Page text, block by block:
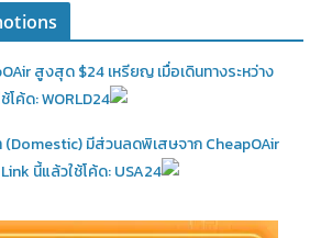
สูงสุด $24 เหรียญ เมื่อเดินทางระหว่าง
โค้ด: WORLD24
(Domestic)มีส่วนลดพิเสษจาก CheapOAir
นี้แล้วใช้โค้ด: USA24